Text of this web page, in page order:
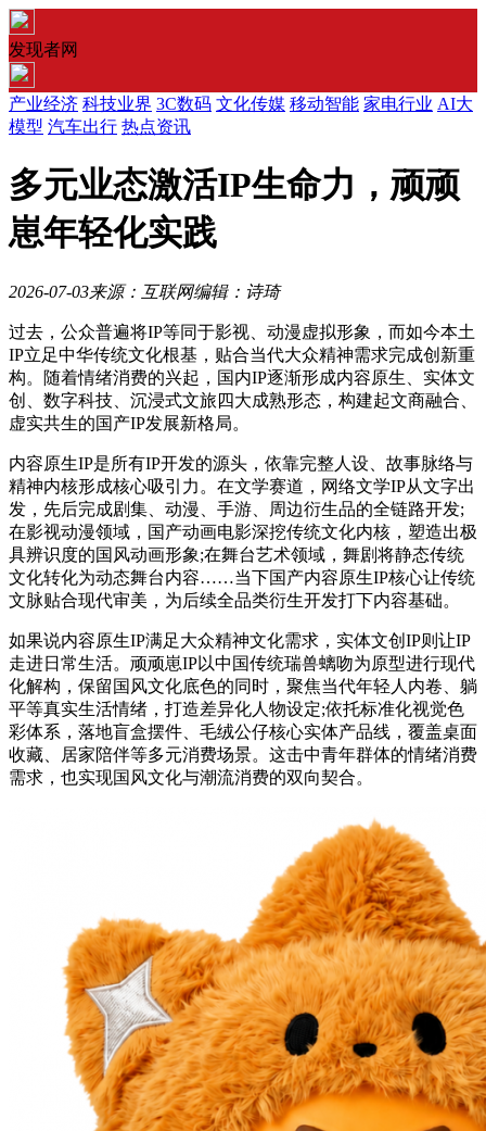
发现者网
产业经济 科技业界 3C数码 文化传媒 移动智能 家电行业 AI大
模型 汽车出行 热点资讯
多元业态激活IP生命力，顽顽
崽年轻化实践
2026-07-03来源：互联网编辑：诗琦
过去，公众普遍将IP等同于影视、动漫虚拟形象，而如今本土
IP立足中华传统文化根基，贴合当代大众精神需求完成创新重
构。随着情绪消费的兴起，国内IP逐渐形成内容原生、实体文
创、数字科技、沉浸式文旅四大成熟形态，构建起文商融合、
虚实共生的国产IP发展新格局。
内容原生IP是所有IP开发的源头，依靠完整人设、故事脉络与
精神内核形成核心吸引力。在文学赛道，网络文学IP从文字出
发，先后完成剧集、动漫、手游、周边衍生品的全链路开发;
在影视动漫领域，国产动画电影深挖传统文化内核，塑造出极
具辨识度的国风动画形象;在舞台艺术领域，舞剧将静态传统
文化转化为动态舞台内容……当下国产内容原生IP核心让传统
文脉贴合现代审美，为后续全品类衍生开发打下内容基础。
如果说内容原生IP满足大众精神文化需求，实体文创IP则让IP
走进日常生活。顽顽崽IP以中国传统瑞兽螭吻为原型进行现代
化解构，保留国风文化底色的同时，聚焦当代年轻人内卷、躺
平等真实生活情绪，打造差异化人物设定;依托标准化视觉色
彩体系，落地盲盒摆件、毛绒公仔核心实体产品线，覆盖桌面
收藏、居家陪伴等多元消费场景。这击中青年群体的情绪消费
需求，也实现国风文化与潮流消费的双向契合。